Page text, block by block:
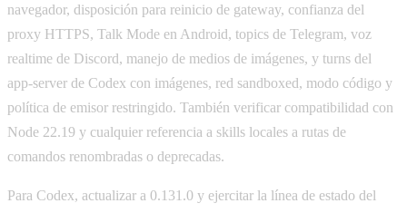
navegador, disposición para reinicio de gateway, confianza del
proxy HTTPS, Talk Mode en Android, topics de Telegram, voz
realtime de Discord, manejo de medios de imágenes, y turns del
app-server de Codex con imágenes, red sandboxed, modo código y
política de emisor restringido. También verificar compatibilidad con
Node 22.19 y cualquier referencia a skills locales a rutas de
comandos renombradas o deprecadas.
Para Codex, actualizar a 0.131.0 y ejercitar la línea de estado del